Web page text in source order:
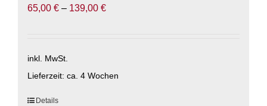
65,00 € – 139,00 €
inkl. MwSt.
Lieferzeit: ca. 4 Wochen
Dieses
Details